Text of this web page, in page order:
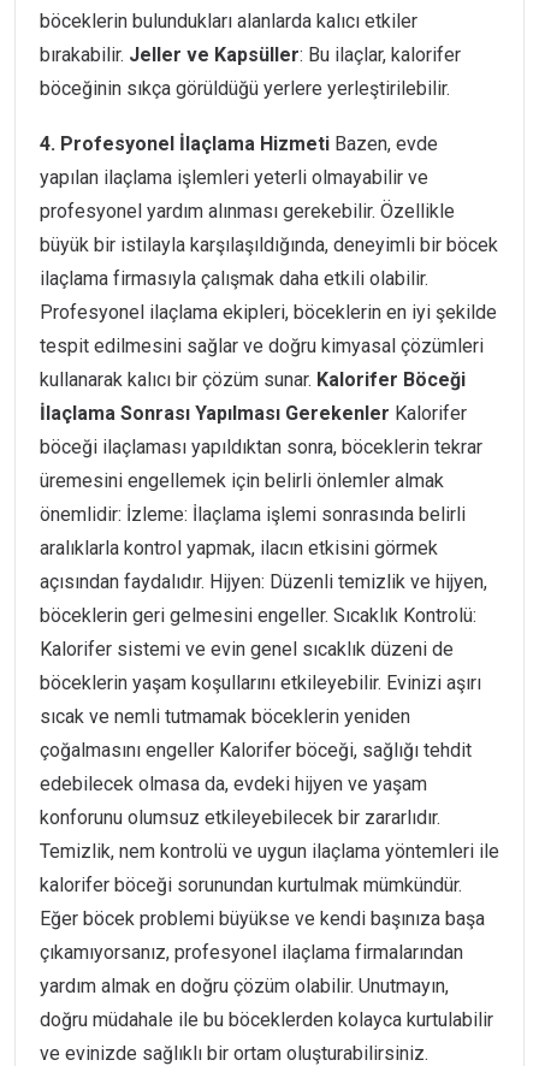
böceklerin bulundukları alanlarda kalıcı etkiler
bırakabilir. Jeller ve Kapsüller: Bu ilaçlar, kalorifer
böceğinin sıkça görüldüğü yerlere yerleştirilebilir.
4. Profesyonel İlaçlama Hizmeti Bazen, evde
yapılan ilaçlama işlemleri yeterli olmayabilir ve
profesyonel yardım alınması gerekebilir. Özellikle
büyük bir istilayla karşılaşıldığında, deneyimli bir böcek
ilaçlama firmasıyla çalışmak daha etkili olabilir.
Profesyonel ilaçlama ekipleri, böceklerin en iyi şekilde
tespit edilmesini sağlar ve doğru kimyasal çözümleri
kullanarak kalıcı bir çözüm sunar. Kalorifer Böceği
İlaçlama Sonrası Yapılması Gerekenler Kalorifer
böceği ilaçlaması yapıldıktan sonra, böceklerin tekrar
üremesini engellemek için belirli önlemler almak
önemlidir: İzleme: İlaçlama işlemi sonrasında belirli
aralıklarla kontrol yapmak, ilacın etkisini görmek
açısından faydalıdır. Hijyen: Düzenli temizlik ve hijyen,
böceklerin geri gelmesini engeller. Sıcaklık Kontrolü:
Kalorifer sistemi ve evin genel sıcaklık düzeni de
böceklerin yaşam koşullarını etkileyebilir. Evinizi aşırı
sıcak ve nemli tutmamak böceklerin yeniden
çoğalmasını engeller Kalorifer böceği, sağlığı tehdit
edebilecek olmasa da, evdeki hijyen ve yaşam
konforunu olumsuz etkileyebilecek bir zararlıdır.
Temizlik, nem kontrolü ve uygun ilaçlama yöntemleri ile
kalorifer böceği sorunundan kurtulmak mümkündür.
Eğer böcek problemi büyükse ve kendi başınıza başa
çıkamıyorsanız, profesyonel ilaçlama firmalarından
yardım almak en doğru çözüm olabilir. Unutmayın,
doğru müdahale ile bu böceklerden kolayca kurtulabilir
ve evinizde sağlıklı bir ortam oluşturabilirsiniz.